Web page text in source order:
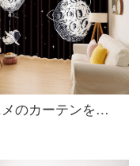
アニメのカーテンをカスタマイズして星のINS風の紗のカーテンを配置します。宇宙飛行士の個性的な寝室の赤ちゃん部屋の男の子の部屋の仕切りのカーテンを遮光します。